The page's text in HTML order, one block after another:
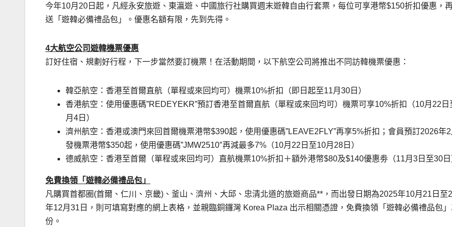
今年10月20日起，凡經永安旅遊、東瀛遊、中國旅行社購買週末遊韓自由行套票，每位可享港幣$150折扣優惠，
送「遊韓必備禮品包」。優惠名額有限，先到先得。
4大航空公司遊韓機票優惠
訂好住宿、規劃好行程，下一步當然要訂機票！在活動期間，以下航空公司將推出不同訪韓機票優惠：
韓亞航空：香港至首爾直航（單程或來回均可）機票10%折扣（即日起至11月30日）
香港航空：使用優惠碼”REDEYEKR”預訂香港至首爾直航（單程或來回均可）機票可享10%折扣（10月22日
月4日）
濟州航空：香港或澳門來回首爾機票港幣$390起，使用優惠碼”LEAVE2FLY”再享5%折扣；會員預訂2026年
發機票港幣$350起，使用優惠碼”JMW2510″再減最多7%（10月22日至10月28日）
德威航空：香港至首爾（單程或來回均可）直航機票10%折扣＋額外港幣$80及$140優惠劵 （11月3日至30日
免費換領「遊韓必備禮品包」
凡購買首都圈(首爾、仁川、京畿)、釜山、濟州、大邱、忠清北道的旅遊商品**，而出發日期為2025年10月21日至
年12月31日，則可填寫對應的網上表格，並親臨銅鑼灣 Korea Plaza 出示相關憑證，免費換領「遊韓必備禮品包」
份。